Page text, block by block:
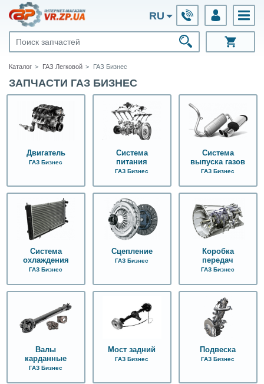
RU
Каталог ГАЗ Легковой ГАЗ Бизнес
ЗАПЧАСТИ ГАЗ БИЗНЕС
Двигатель
ГАЗ Бизнес
Система
питания
ГАЗ Бизнес
Система
выпуска газов
ГАЗ Бизнес
Система
охлаждения
ГАЗ Бизнес
Сцепление
ГАЗ Бизнес
Коробка
передач
ГАЗ Бизнес
Валы
карданные
ГАЗ Бизнес
Мост задний
ГАЗ Бизнес
Подвеска
ГАЗ Бизнес